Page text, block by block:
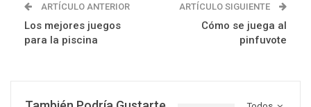
ARTÍCULO ANTERIOR
Los mejores juegos
para la piscina
ARTÍCULO SIGUIENTE
Cómo se juega al
pinfuvote